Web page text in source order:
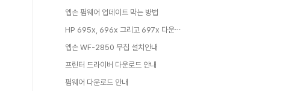
엡손 펌웨어 업데이트 막는 방법
HP 695x, 696x 그리고 697x 다운⋯
엡손 WF-2850 무칩 설치안내
프린터 드라이버 다운로드 안내
펌웨어 다운로드 안내